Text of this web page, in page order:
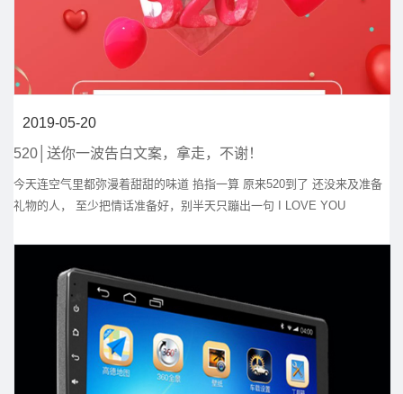
2019-05-20
520│送你一波告白文案，拿走，不谢！
今天连空气里都弥漫着甜甜的味道 掐指一算 原来520到了 还没来及准备
礼物的人， 至少把情话准备好，别半天只蹦出一句 I LOVE YOU